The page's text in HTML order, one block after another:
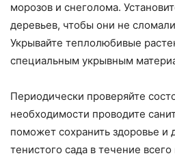
морозов и снеголома.
деревьев, чтобы они не
Укрывайте теплолюбивые
специальным укрывным
Периодически проверяйте
необходимости проводите
поможет сохранить здоровье и
тенистого сада в течение всего